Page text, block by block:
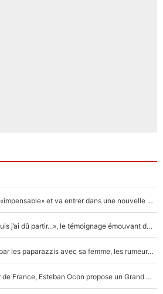
F1 - Alpine signe un accord «impensable» et va entrer dans une nouvelle dimension : Grande nouvelle pour Pierre Gasly !
F1 : « Je lui ai fait un câlin, puis j’ai dû partir...», le témoignage émouvant de Max Verstappen sur sa fille
F1 : Charles Leclerc surpris par les paparazzis avec sa femme, les rumeurs étaient vraies !
Comme pour le final du Tour de France, Esteban Ocon propose un Grand Prix de Formule 1 à Paris : «Autour de l’Arc de Triomphe, ce serait génial» !